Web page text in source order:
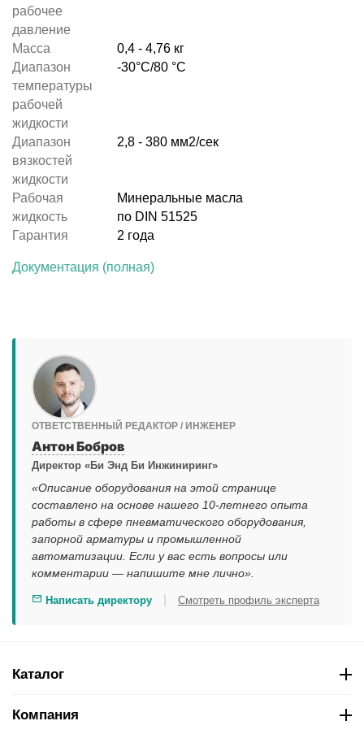
рабочее
давление
Масса
0,4 - 4,76 кг
Диапазон
температуры
рабочей
жидкости
-30°C/80 °С
Диапазон
вязкостей
жидкости
2,8 - 380 мм2/сек
Рабочая
жидкость
Минеральные масла
по DIN 51525
Гарантия
2 года
Документация (полная)
ОТВЕТСТВЕННЫЙ РЕДАКТОР / ИНЖЕНЕР
Антон Бобров
Директор «Би Энд Би Инжиниринг»
«Описание оборудования на этой странице
составлено на основе нашего 10-летнего опыта
работы в сфере пневматического оборудования,
запорной арматуры и промышленной
автоматизации. Если у вас есть вопросы или
комментарии — напишите мне лично».
Написать директору Смотреть профиль эксперта
Каталог
Компания